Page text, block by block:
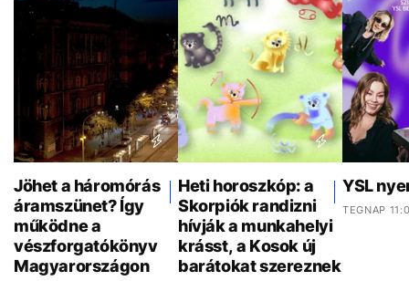
Jöhet a háromórás
áramszünet? Így
működne a
vészforgatókönyv
Magyarországon
Heti horoszkóp: a
Skorpiók randizni
hívják a munkahelyi
krásst, a Kosok új
barátokat szereznek
YSL
TEGNAP